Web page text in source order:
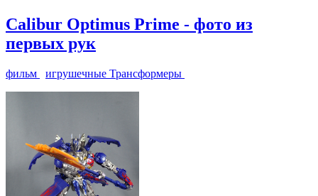
Calibur Optimus Prime - фото из
первых рук
фильм игрушечные Трансформеры